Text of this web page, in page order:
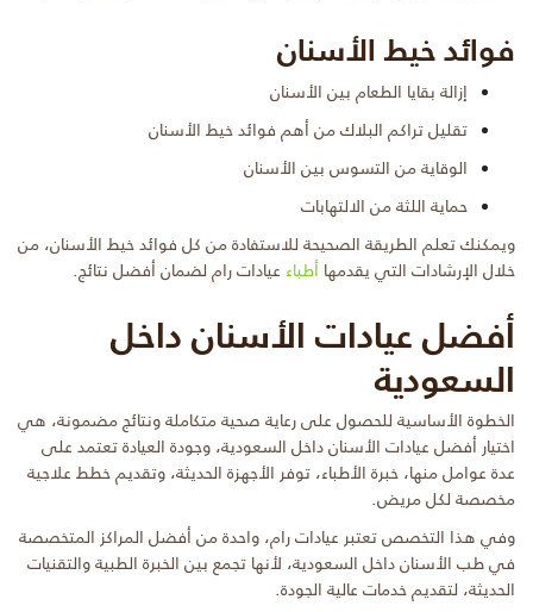
فوائد خيط الأسنان
إزالة بقايا الطعام بين الأسنان
تقليل تراكم البلاك من أهم فوائد خيط الأسنان
الوقاية من التسوس بين الأسنان
حماية اللثة من الالتهابات
ويمكنك تعلم الطريقة الصحيحة للاستفادة من كل فوائد خيط الأسنان، من
خلال الإرشادات التي يقدمها أطباء عيادات رام لضمان أفضل نتائج.
أفضل عيادات الأسنان داخل
السعودية
الخطوة الأساسية للحصول على رعاية صحية متكاملة ونتائج مضمونة، هي
اختيار أفضل عيادات الأسنان داخل السعودية، وجودة العيادة تعتمد على
عدة عوامل منها، خبرة الأطباء، توفر الأجهزة الحديثة، وتقديم خطط علاجية
مخصصة لكل مريض.
وفي هذا التخصص تعتبر عيادات رام، واحدة من أفضل المراكز المتخصصة
في طب الأسنان داخل السعودية، لأنها تجمع بين الخبرة الطبية والتقنيات
الحديثة، لتقديم خدمات عالية الجودة.